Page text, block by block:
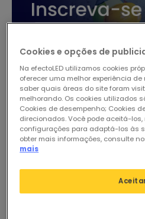
Cookies e opções de
Na efectoLED utilizamos cookies
oferecer uma melhor experiência
saber quais áreas do site foram
melhorando. Os cookies utilizados
Cookies de desempenho; Cookies
direcionados. Você pode aceitá-
configurações para adaptá-los às
obter mais informações, consulte
mais